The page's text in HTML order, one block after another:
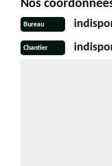
Nos
Bureau
Chantier